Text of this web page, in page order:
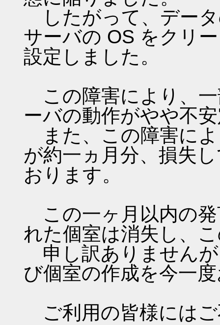
したがって、デー
サーバの OS をクリ
設定しました。
この障害により、
ーバの動作がやや不
また、この障害に
が約一ヵ月分、損失
おります。
この一ヶ月以内の発
れた個室は消失し、
申し訳ありません
び個室の作成を今一
ご利用の皆様には